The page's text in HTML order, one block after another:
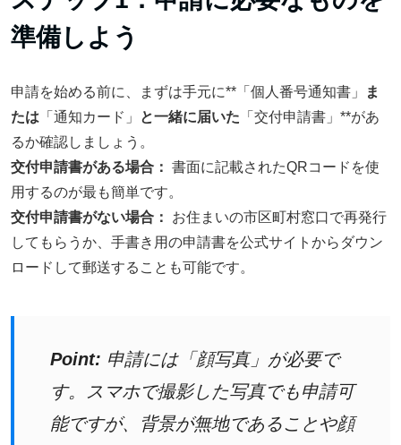
準備しよう
申請を始める前に、まずは手元に**「個人番号通知書」
ま
たは 「通知カード」 と一緒に届いた 「交付申請書」**があ
るか確認しましょう。
交付申請書がある場合： 書面に記載されたQRコードを使
用するのが最も簡単です。
交付申請書がない場合：
お住まいの市区町村窓口で再発行
してもらうか、手書き用の申請書を公式サイトからダウン
ロードして郵送することも可能です。
Point: 申請には「顔写真」が必要で
す。スマホで撮影した写真でも申請可
能ですが、背景が無地であることや顔